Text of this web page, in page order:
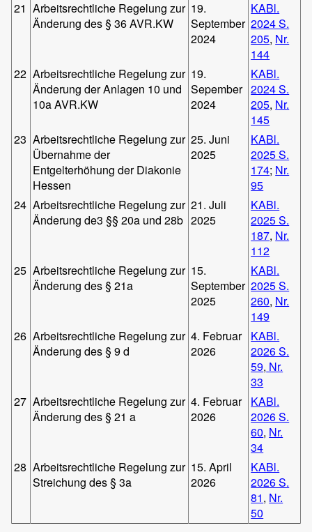
21 Arbeitsrechtliche Regelung zur
Änderung des § 36 AVR.KW
19.
September
2024
KABl.
2024 S.
205, Nr.
144
22 Arbeitsrechtliche Regelung zur
Änderung der Anlagen 10 und
10a AVR.KW
19.
Sepember
2024
KABl.
2024 S.
205, Nr.
145
23 Arbeitsrechtliche Regelung zur
Übernahme der
Entgelterhöhung der Diakonie
Hessen
25. Juni
2025
KABl.
2025 S.
174; Nr.
95
24 Arbeitsrechtliche Regelung zur
Änderung de3 §§ 20a und 28b
21. Juli
2025
KABl.
2025 S.
187, Nr.
112
25 Arbeitsrechtliche Regelung zur
Änderung des § 21a
15.
September
2025
KABl.
2025 S.
260, Nr.
149
26 Arbeitsrechtliche Regelung zur
Änderung des § 9 d
4. Februar
2026
KABl.
2026 S.
59, Nr.
33
27 Arbeitsrechtliche Regelung zur
Änderung des § 21 a
4. Februar
2026
KABl.
2026 S.
60, Nr.
34
28 Arbeitsrechtliche Regelung zur
Streichung des § 3a
15. April
2026
KABl.
2026 S.
81, Nr.
50